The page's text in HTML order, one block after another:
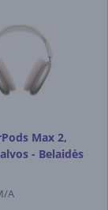
Max 2,
- Belaidės
A